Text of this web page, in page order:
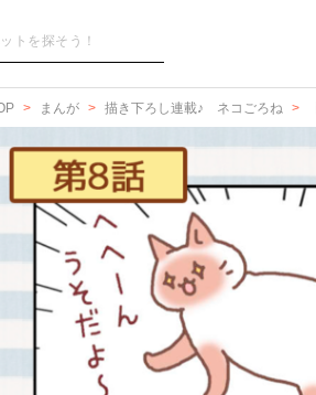
まんが 描き下ろし連載♪ ネコごろね